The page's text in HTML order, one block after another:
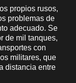
propios rusos,
problemas de
adecuado. Se
de mil tanques,
con
militares, que
distancia entre